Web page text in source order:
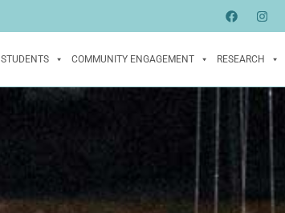
STUDENTS COMMUNITY ENGAGEMENT RESEARCH